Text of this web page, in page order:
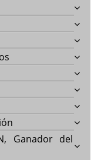
Ganador del